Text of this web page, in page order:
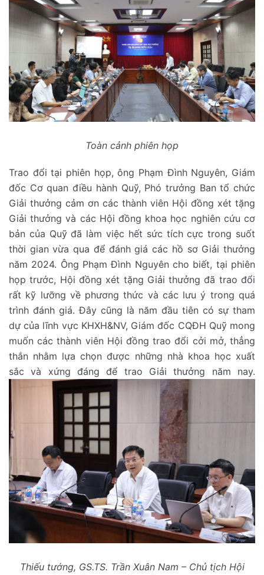
Toàn cảnh phiên họp
Trao đổi tại phiên họp, ông Phạm Đình Nguyên, Giám
đốc Cơ quan điều hành Quỹ, Phó trưởng Ban tổ chức
Giải thưởng cảm ơn các thành viên Hội đồng xét tặng
Giải thưởng và các Hội đồng khoa học nghiên cứu cơ
bản của Quỹ đã làm việc hết sức tích cực trong suốt
thời gian vừa qua để đánh giá các hồ sơ Giải thưởng
năm 2024. Ông Phạm Đình Nguyên cho biết, tại phiên
họp trước, Hội đồng xét tặng Giải thưởng đã trao đổi
rất kỹ lưỡng về phương thức và các lưu ý trong quá
trình đánh giá. Đây cũng là năm đầu tiên có sự tham
dự của lĩnh vực KHXH&NV, Giám đốc CQĐH Quỹ mong
muốn các thành viên Hội đồng trao đổi cởi mở, thẳng
thắn nhằm lựa chọn được những nhà khoa học xuất
sắc và xứng đáng để trao Giải thưởng năm nay.
Thiếu tướng, GS.TS. Trần Xuân Nam – Chủ tịch Hội